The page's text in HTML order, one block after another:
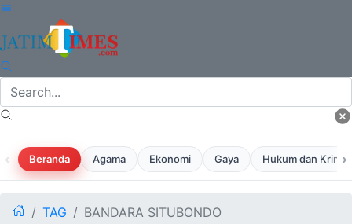
‹ Beranda Agama Ekonomi Gaya Hukum dan ›
TAG BANDARA SITUBONDO